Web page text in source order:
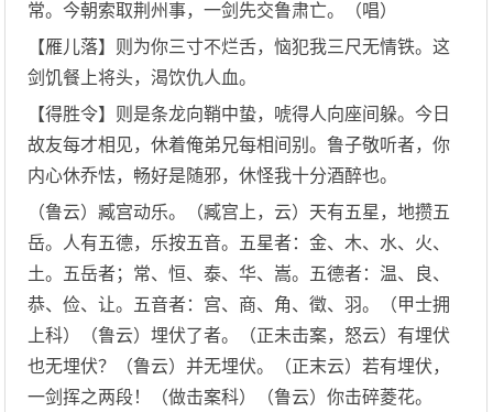
常。今朝索取荆州事，一剑先交鲁肃亡。（唱）
【雁儿落】则为你三寸不烂舌，恼犯我三尺无情铁。这
剑饥餐上将头，渴饮仇人血。
【得胜令】则是条龙向鞘中蛰，唬得人向座间躲。今日
故友每才相见，休着俺弟兄每相间别。鲁子敬听者，你
内心休乔怯，畅好是随邪，休怪我十分酒醉也。
（鲁云）臧宫动乐。（臧宫上，云）天有五星，地攒五
岳。人有五德，乐按五音。五星者：金、木、水、火、
土。五岳者；常、恒、泰、华、嵩。五德者：温、良、
恭、俭、让。五音者：宫、商、角、徵、羽。（甲士拥
上科）（鲁云）埋伏了者。（正未击案，怒云）有埋伏
也无埋伏？（鲁云）并无埋伏。（正末云）若有埋伏，
一剑挥之两段！（做击案科）（鲁云）你击碎菱花。